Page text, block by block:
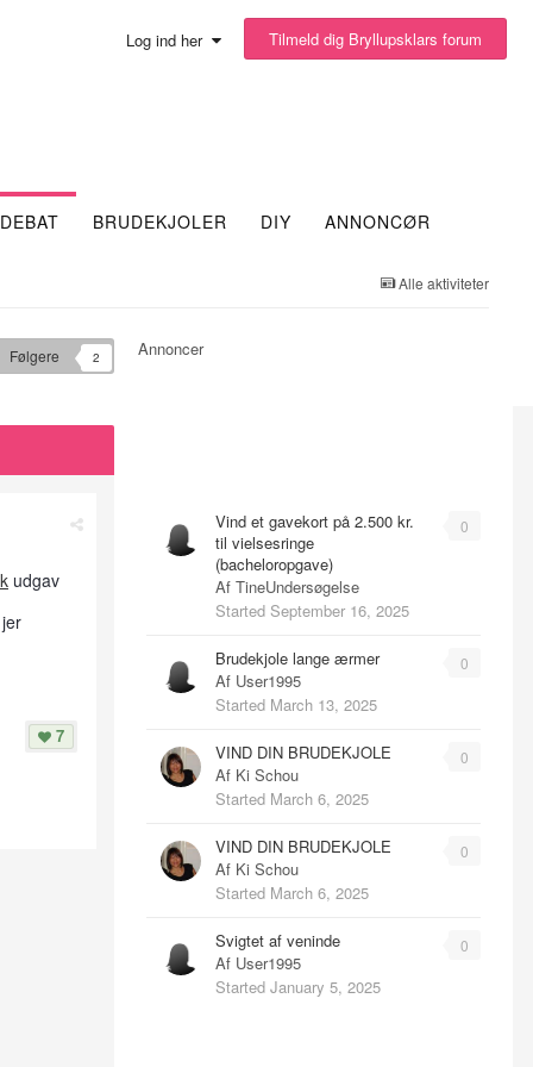
Log ind her Tilmeld dig Bryllupsklars forum
DEBAT BRUDEKJOLER DIY ANNONCØR
Alle aktiviteter
Følgere 2
udgav
7
Annoncer
0
Vind et gavekort på 2.500 kr.
til vielsesringe
(bacheloropgave)
Af TineUndersøgelse
Started September 16, 2025
0
Brudekjole lange ærmer
Af User1995
Started March 13, 2025
0
VIND DIN BRUDEKJOLE
Af Ki Schou
Started March 6, 2025
0
VIND DIN BRUDEKJOLE
Af Ki Schou
Started March 6, 2025
0
Svigtet af veninde
Af User1995
Started January 5, 2025